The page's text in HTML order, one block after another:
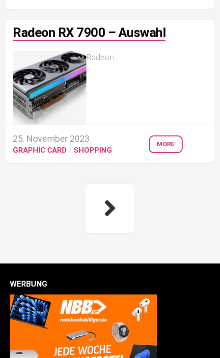
Radeon RX 7900 – Auswahl
Radeon...
25. November 2023
GRAPHIC CARD / SHOPPING
MORE
WERBUNG